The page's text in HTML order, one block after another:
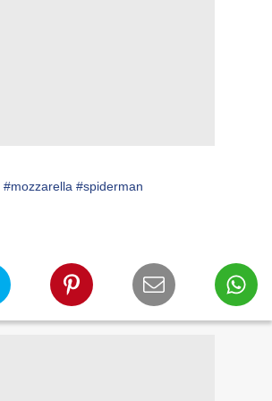
#mozzarella #spiderman